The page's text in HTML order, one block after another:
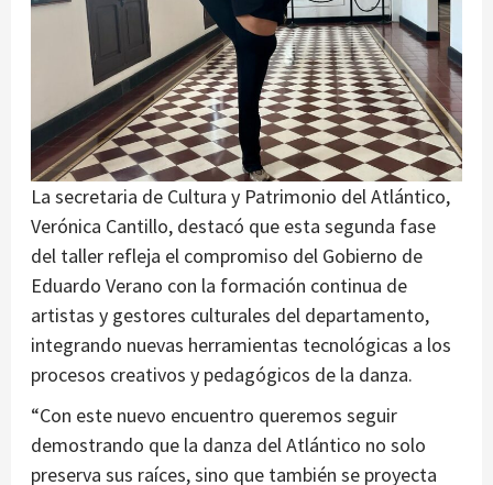
La secretaria de Cultura y Patrimonio del Atlántico,
Verónica Cantillo, destacó que esta segunda fase
del taller refleja el compromiso del Gobierno de
Eduardo Verano con la formación continua de
artistas y gestores culturales del departamento,
integrando nuevas herramientas tecnológicas a los
procesos creativos y pedagógicos de la danza.
“Con este nuevo encuentro queremos seguir
demostrando que la danza del Atlántico no solo
preserva sus raíces, sino que también se proyecta